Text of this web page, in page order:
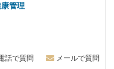
管理
話で質問 メールで質問